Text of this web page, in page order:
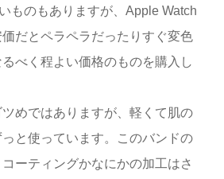
ものもありますが、Apple Watch
だとペラペラだったりすぐ変色
べく程よい価格のものを購入し
めではありますが、軽くて肌の
と使っています。このバンドの
ーティングかなにかの加工はさ